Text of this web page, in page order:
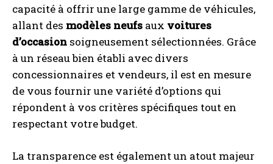
capacité à offrir une large gamme de véhicules,
allant des modèles neufs aux voitures
d’occasion soigneusement sélectionnées. Grâce
à un réseau bien établi avec divers
concessionnaires et vendeurs, il est en mesure
de vous fournir une variété d’options qui
répondent à vos critères spécifiques tout en
respectant votre budget.
La transparence est également un atout majeur